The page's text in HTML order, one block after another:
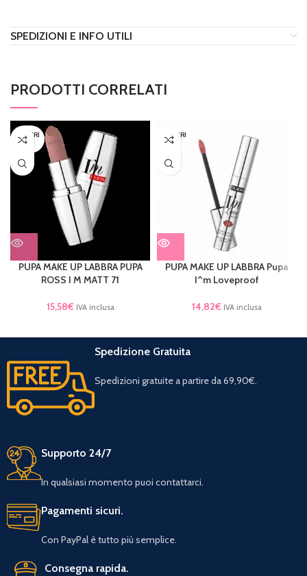
SPEDIZIONI E INFO UTILI
PRODOTTI CORRELATI
ESAURI
TO
PUPA MAKE UP LABBRA PUPA
ROSS I M MATT 71
15,58€ IVA inclusa
ESAURI
TO
PUPA MAKE UP LABBRA Pupa
I^m Loveproof
14,82€ IVA inclusa
Spedizione Gratuita
Spedizioni gratuite a partire da 69,90€.
Supporto 24/7
In qualsiasi momento puoi contattarci.
Pagamenti sicuri.
Con PayPal è tutto più semplice.
Consegna rapida.